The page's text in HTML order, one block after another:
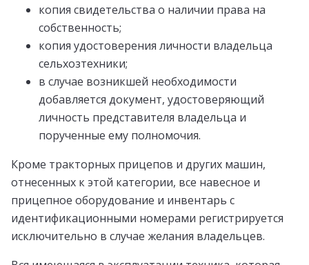
копия свидетельства о наличии права на
собственность;
копия удостоверения личности владельца
сельхозтехники;
в случае возникшей необходимости
добавляется документ, удостоверяющий
личность представителя владельца и
порученные ему полномочия.
Кроме тракторных прицепов и других машин,
отнесенных к этой категории, все навесное и
прицепное оборудование и инвентарь с
идентификационными номерами регистрируется
исключительно в случае желания владельцев.